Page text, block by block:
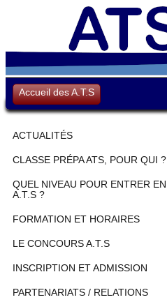
Accueil des A.T.S
ACTUALITÉS
CLASSE PRÉPA ATS, POUR QUI ?
QUEL NIVEAU POUR ENTRER EN
A.T.S ?
FORMATION ET HORAIRES
LE CONCOURS A.T.S
INSCRIPTION ET ADMISSION
PARTENARIATS / RELATIONS